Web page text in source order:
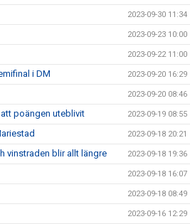
2023-09-30 11:34
2023-09-23 10:00
2023-09-22 11:00
i DM 2023-09-20 16:29
2023-09-20 08:46
poängen uteblivit 2023-09-19 08:55
2023-09-18 20:21
vinstraden blir allt längre 2023-09-18 19:36
2023-09-18 16:07
2023-09-18 08:49
2023-09-16 12:29